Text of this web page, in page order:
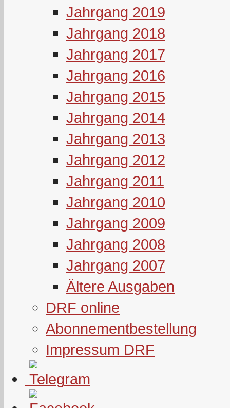
Jahrgang 2019
Jahrgang 2018
Jahrgang 2017
Jahrgang 2016
Jahrgang 2015
Jahrgang 2014
Jahrgang 2013
Jahrgang 2012
Jahrgang 2011
Jahrgang 2010
Jahrgang 2009
Jahrgang 2008
Jahrgang 2007
Ältere Ausgaben
DRF online
Abonnementbestellung
Impressum DRF